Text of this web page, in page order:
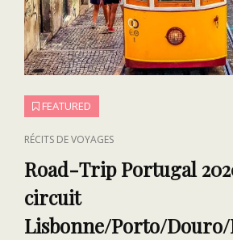
FEATURED
CAT
LINKS
RÉCITS DE VOYAGES
Road-Trip Portugal
circuit
Lisbonne/Porto/